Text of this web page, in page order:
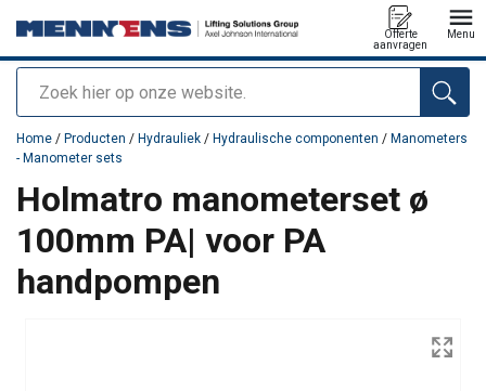
Zoeken
Offerte
aanvragen
Menu
toegevoegd aan uw offerte
Home / Producten / Hydrauliek / Hydraulische componenten / Manometers
- Manometer sets
Holmatro manometerset ø
100mm PA| voor PA
handpompen